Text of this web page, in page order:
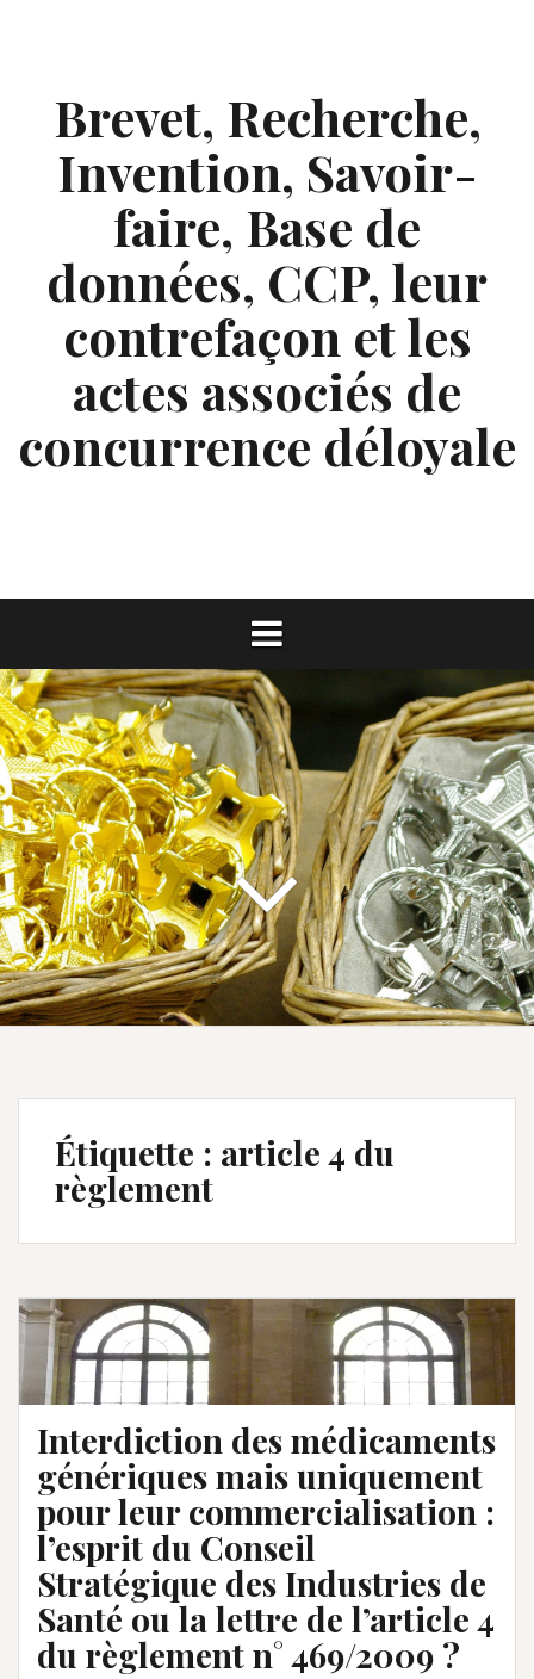
Brevet, Recherche,
Invention, Savoir-
faire, Base de
données, CCP, leur
contrefaçon et les
actes associés de
concurrence déloyale
Étiquette : article 4 du
règlement
Interdiction des médicaments
génériques mais uniquement
pour leur commercialisation :
l’esprit du Conseil
Stratégique des Industries de
Santé ou la lettre de l’article 4
du règlement n° 469/2009 ?